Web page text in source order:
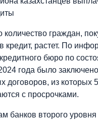
количество граждан,
кредит, растет. По
бюро по
года было
договоров, из которых
с просрочками.
банков второго